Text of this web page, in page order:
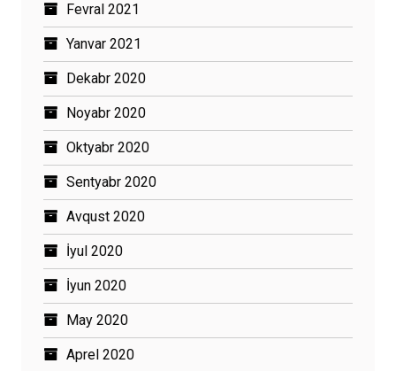
Fevral 2021
Yanvar 2021
Dekabr 2020
Noyabr 2020
Oktyabr 2020
Sentyabr 2020
Avqust 2020
İyul 2020
İyun 2020
May 2020
Aprel 2020